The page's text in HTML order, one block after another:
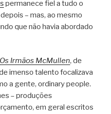
permanece fiel a tudo o
– mas, ao mesmo
que não havia abordado
Os Irmãos McMullen, de
imenso talento focalizava
a gente, ordinary people.
– produções
em geral escritos